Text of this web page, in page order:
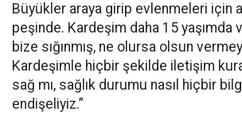
Büyükler araya girip evlenmeleri için
peşinde. Kardeşim daha 15 yaşımda
bize sığınmış, ne olursa olsun
Kardeşimle hiçbir şekilde iletişim
sağ mı, sağlık durumu nasıl hiçbir
endişeliyiz.”